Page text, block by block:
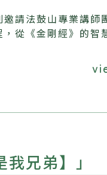
請法鼓山專業講師
，從《金剛經》的智
我兄弟】」